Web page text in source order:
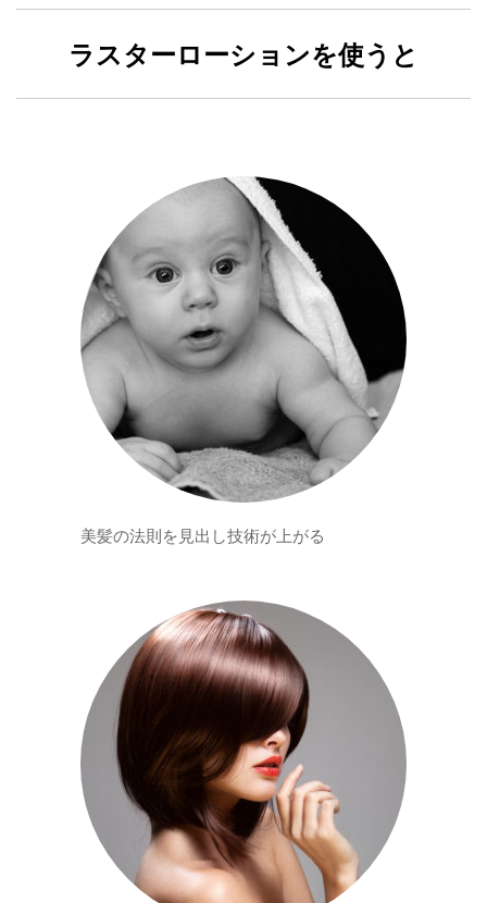
ラスターローションを使うと
美髪の法則を見出し技術が上がる